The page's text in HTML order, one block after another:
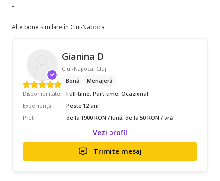
-
Alte bone similare în Cluj-Napoca
Gianina D
Cluj-Napoca, Cluj
Bonă
Menajeră
Disponibilitate
Full-time, Part-time, Ocazional
Experiență
Peste 12 ani
Preț
de la 1900 RON / lună, de la 50 RON / oră
Vezi profil
Trimite mesaj